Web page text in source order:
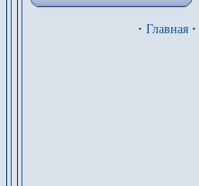
· Главная ·